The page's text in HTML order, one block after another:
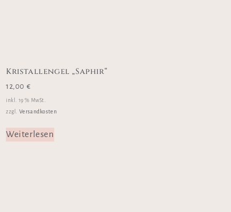
Kristallengel „Saphir“
12,00 €
inkl. 19 % MwSt.
zzgl. Versandkosten
Weiterlesen